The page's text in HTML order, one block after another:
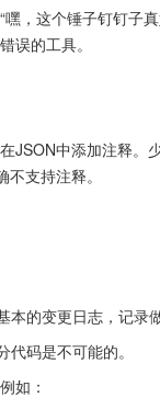
，这个锤子钉钉子
误的工具。
JSON中添加注释
支持注释。
本的变更日志，记
码是不可能的。
如：